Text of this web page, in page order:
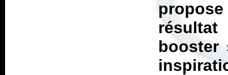
booster